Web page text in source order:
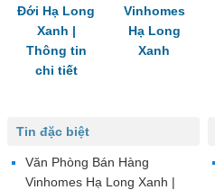
Đới Hạ Long
Xanh |
Thông tin
chi tiết
Vinhomes
Hạ Long
Xanh
Tin đặc biệt
Văn Phòng Bán Hàng
Vinhomes Hạ Long Xanh |